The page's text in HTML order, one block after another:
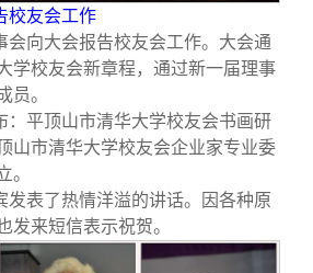
校友会工作
会向大会报告校友会工作。大会通
学校友会新章程，通过新一届理事
员。
：平顶山市清华大学校友会书画研
山市清华大学校友会企业家专业委
。
发表了热情洋溢的讲话。因各种原
发来短信表示祝贺。